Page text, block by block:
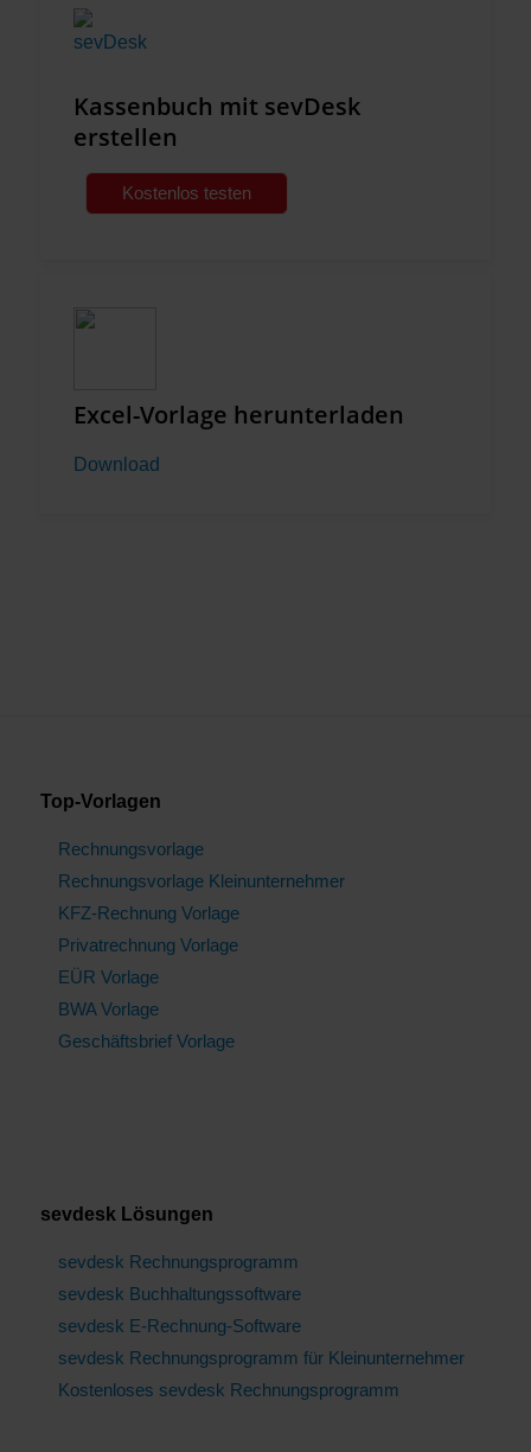
Kassenbuch mit sevDesk
erstellen
Kostenlos testen
Excel-Vorlage herunterladen
Download
Top-Vorlagen
Rechnungsvorlage
Rechnungsvorlage Kleinunternehmer
KFZ-Rechnung Vorlage
Privatrechnung Vorlage
EÜR Vorlage
BWA Vorlage
Geschäftsbrief Vorlage
sevdesk Lösungen
sevdesk Rechnungsprogramm
sevdesk Buchhaltungssoftware
sevdesk E-Rechnung-Software
sevdesk Rechnungsprogramm für Kleinunternehmer
Kostenloses sevdesk Rechnungsprogramm